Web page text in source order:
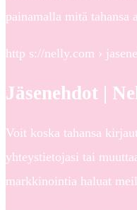
painamalla mitä tahansa
http s://nelly.com ›
Jäsenehdot |
Voit koska tahansa
yhteystietojasi tai
markkinointia haluat